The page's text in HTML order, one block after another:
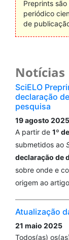
Preprints
periódico
de
Notícias
SciELO
declaração
pesquisa
19 agosto 2025
A partir de 1º
submetidos ao
declaração de
sobre onde e
origem ao
Atualização
21 maio 2025
Todos(as)